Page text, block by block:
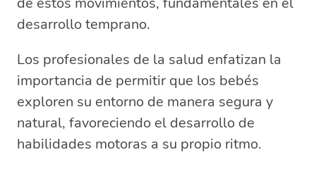
desarrollo temprano.
Los profesionales de la salud enfatizan la
importancia de permitir que los bebés
exploren su entorno de manera segura y
natural, favoreciendo el desarrollo de
habilidades motoras a su propio ritmo.